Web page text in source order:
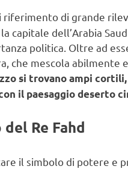
riferimento di grande
capitale dell’Arabia
politica. Oltre ad
che mescola abilmente
si trovano ampi
il paesaggio deserto
Re Fahd
il simbolo di potere e